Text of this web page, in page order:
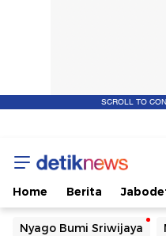
SCROLL TO
Home Berita
Nyago Bumi Sriwijaya